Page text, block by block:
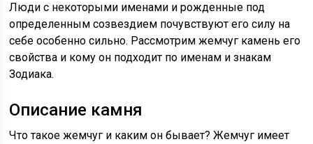
Люди с некоторыми именами и рожденные под
определенным созвездием почувствуют его силу на
себе особенно сильно. Рассмотрим жемчуг камень его
свойства и кому он подходит по именам и знакам
Зодиака.
Описание камня
Что такое жемчуг и каким он бывает? Жемчуг имеет